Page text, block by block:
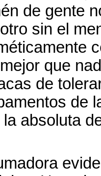
de gente
sin el
que
de
de
absoluta